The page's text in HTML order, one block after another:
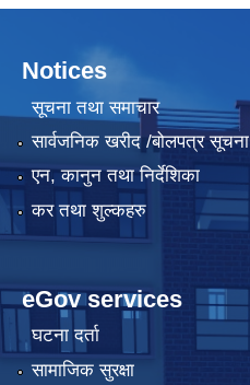
Notices
सूचना तथा समाचार
सार्वजनिक खरीद /बोलपत्र सूचना
एन, कानुन तथा निर्देशिका
कर तथा शुल्कहरु
eGov services
घटना दर्ता
सामाजिक सुरक्षा